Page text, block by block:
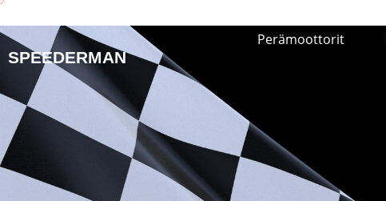
SPEEDERMAN
Perämoottorit